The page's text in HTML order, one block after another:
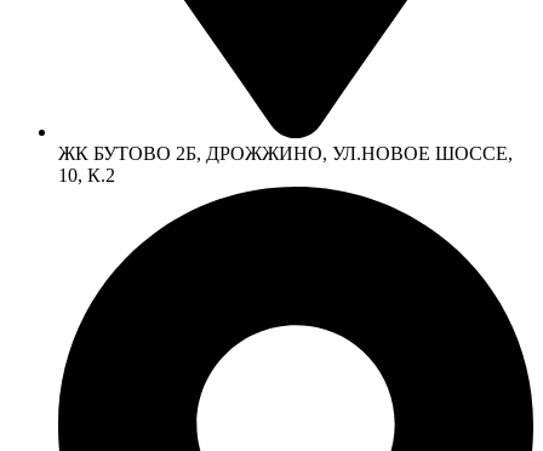
ЖК БУТОВО 2Б, ДРОЖЖИНО, УЛ.НОВОЕ ШОССЕ,
10, К.2